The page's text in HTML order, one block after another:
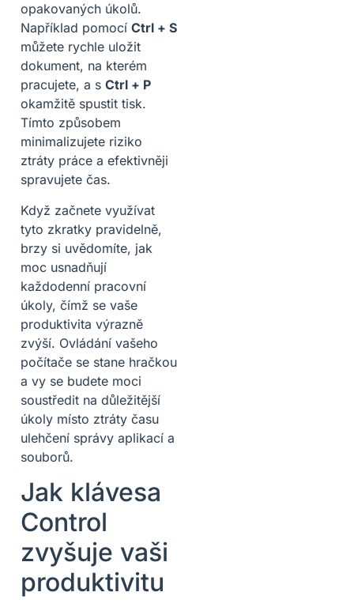
opakovaných úkolů.
Například pomocí Ctrl + S
můžete rychle uložit
dokument, na kterém
pracujete, a s Ctrl + P
okamžitě spustit tisk.
Tímto způsobem
minimalizujete riziko
ztráty práce a efektivněji
spravujete čas.
Když začnete využívat
tyto zkratky pravidelně,
brzy si uvědomíte, jak
moc usnadňují
každodenní pracovní
úkoly, čímž se vaše
produktivita výrazně
zvýší. Ovládání vašeho
počítače se stane hračkou
a vy se budete moci
soustředit na důležitější
úkoly místo ztráty času
ulehčení správy aplikací a
souborů.
Jak klávesa
Control
zvyšuje vaši
produktivitu